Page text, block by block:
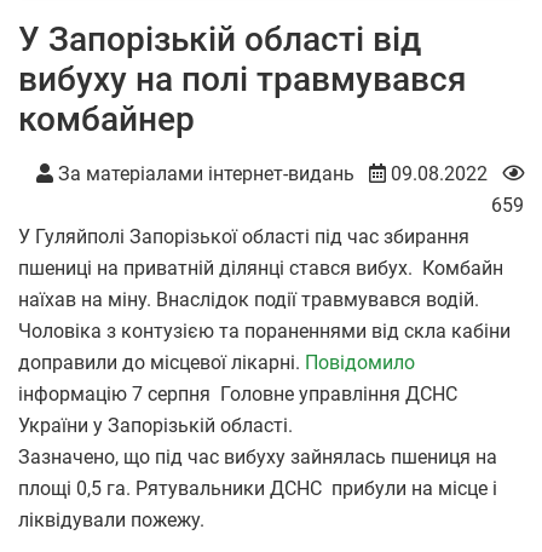
У Запорізькій області від
вибуху на полі травмувався
комбайнер
За матеріалами інтернет-видань
09.08.2022
659
У Гуляйполі Запорізької області під час збирання
пшениці на приватній ділянці стався вибух. Комбайн
наїхав на міну. Внаслідок події травмувався водій.
Чоловіка з контузією та пораненнями від скла кабіни
доправили до місцевої лікарні. Повідомило
інформацію 7 серпня Головне управління ДСНС
України у Запорізькій області.
Зазначено, що під час вибуху зайнялась пшениця на
площі 0,5 га. Рятувальники ДСНС прибули на місце і
ліквідували пожежу.